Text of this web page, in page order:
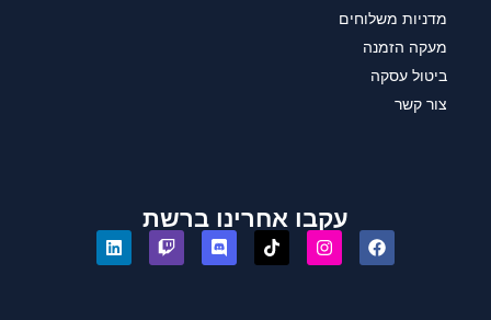
מדניות משלוחים
מעקה הזמנה
ביטול עסקה
צור קשר
עקבו אחרינו ברשת